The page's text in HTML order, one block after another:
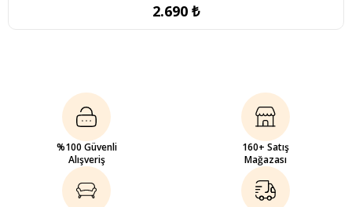
2.690 ₺
%100 Güvenli
Alışveriş
160+ Satış
Mağazası